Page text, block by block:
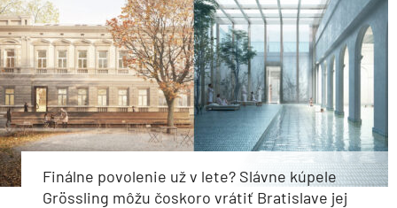
Finálne povolenie už v lete? Slávne kúpele
Grössling môžu čoskoro vrátiť Bratislave jej